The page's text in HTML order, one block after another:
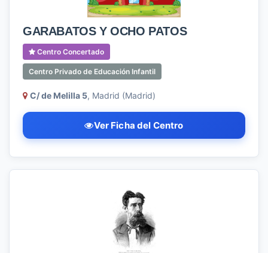
GARABATOS Y OCHO PATOS
Centro Concertado
Centro Privado de Educación Infantil
C/ de Melilla 5, Madrid (Madrid)
Ver Ficha del Centro